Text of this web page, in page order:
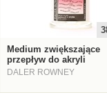
Medium zwiększające
przepływ do akryli
DALER ROWNEY